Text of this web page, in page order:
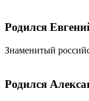
Родился
Знаменитый
Родился